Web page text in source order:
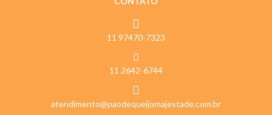
11 97470-7323
11 2642-6744
atendimento@paodequeijomajestade.com.br